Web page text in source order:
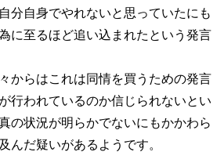
分自身でやれないと思っていたにも
に至るほど追い込まれたという発言
からはこれは同情を買うための発言
行われているのか信じられないとい
の状況が明らかでないにもかかわら
んだ疑いがあるようです。